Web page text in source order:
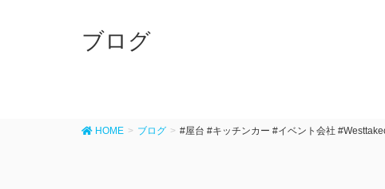
ブログ
HOME ブログ #屋台 #キッチンカー #イベント会社